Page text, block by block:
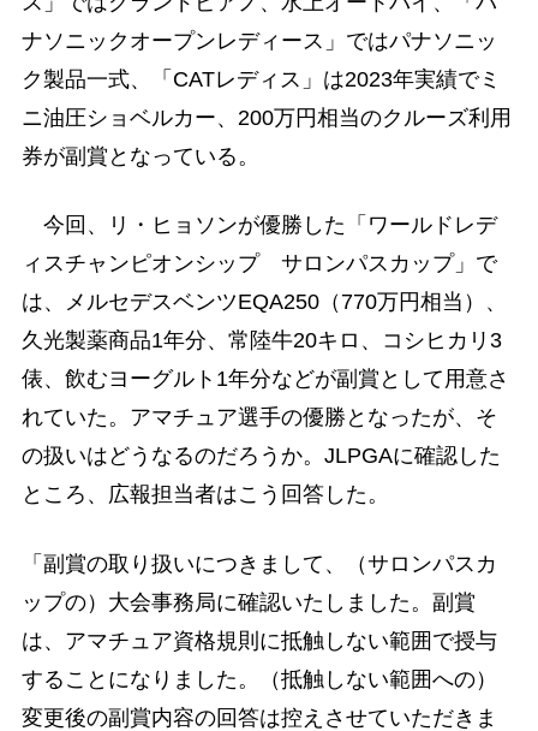
ナソニックオープンレディース」ではパナソニッ
ク製品一式、「CATレディス」は2023年実績でミ
ニ油圧ショベルカー、200万円相当のクルーズ利用
券が副賞となっている。
今回、リ・ヒョソンが優勝した「ワールドレデ
ィスチャンピオンシップ サロンパスカップ」で
は、メルセデスベンツEQA250（770万円相当）、
久光製薬商品1年分、常陸牛20キロ、コシヒカリ3
俵、飲むヨーグルト1年分などが副賞として用意さ
れていた。アマチュア選手の優勝となったが、そ
の扱いはどうなるのだろうか。JLPGAに確認した
ところ、広報担当者はこう回答した。
「副賞の取り扱いにつきまして、（サロンパスカ
ップの）大会事務局に確認いたしました。副賞
は、アマチュア資格規則に抵触しない範囲で授与
することになりました。（抵触しない範囲への）
変更後の副賞内容の回答は控えさせていただきま